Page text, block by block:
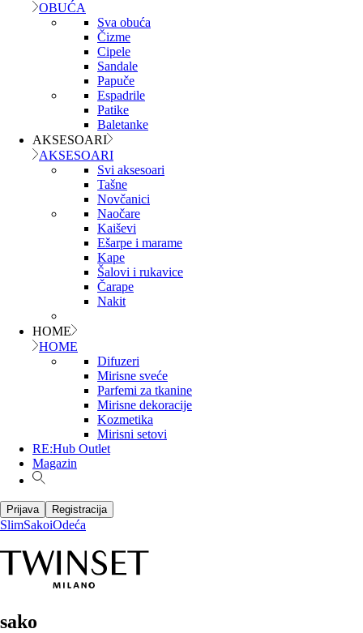
OBUĆA
Sva obuća
Čizme
Cipele
Sandale
Papuče
Espadrile
Patike
Baletanke
AKSESOARI
AKSESOARI
Svi aksesoari
Tašne
Novčanici
Naočare
Kaiševi
Ešarpe i marame
Kape
Šalovi i rukavice
Čarape
Nakit
HOME
HOME
Difuzeri
Mirisne sveće
Parfemi za tkanine
Mirisne dekoracije
Kozmetika
Mirisni setovi
RE:Hub Outlet
Magazin
Prijava Registracija
SlimSakoiOdeća
sako